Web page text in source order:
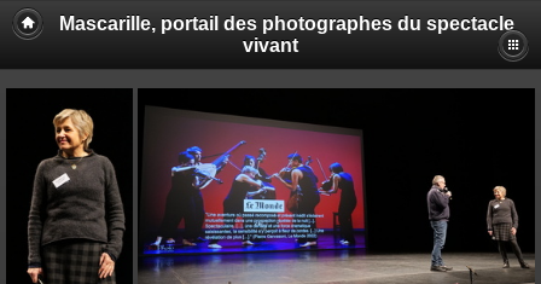
Mascarille, portail des photographes du spectacle
vivant